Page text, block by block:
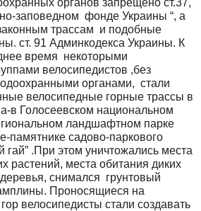
органов запрещено ст.37,
заповедном фонде Украины “, а
трассам и подобные
ст. 91 Админкодекса Украины. К
время некоторыми
велосипедистов ,без
органами, стали
велосипедные горные трассы в
в Голосеевском национальном
ландшафтном парке
памятнике садово-паркового
гай” .При этом уничтожались места
растений, места обитания диких
снимался грунтовый
Проносящиеся на
велосипедисты стали создавать